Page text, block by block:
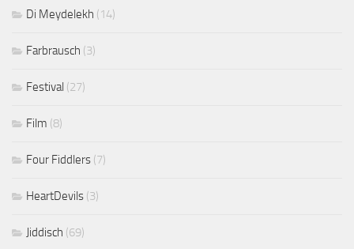
Di Meydelekh (14)
Farbrausch (3)
Festival (27)
Film (8)
Four Fiddlers (7)
HeartDevils (3)
Jiddisch (69)